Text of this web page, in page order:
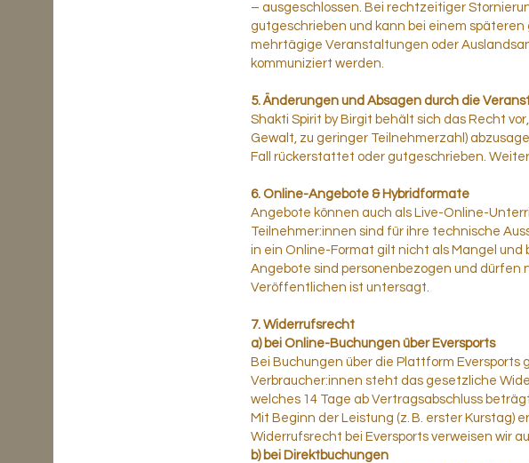
– ausgeschlossen. Bei rechtzeitiger
gutgeschrieben und kann bei einem
mehrtägige Veranstaltungen oder
kommuniziert werden.
5. Änderungen und Absagen durch die
Shakti Spirit by Birgit behält sich das Recht
Gewalt, zu geringer Teilnehmerzahl)
Fall rückerstattet oder gutgeschrieben.
6. Online-Angebote & Hybridformate
Angebote können auch als Live-Online-
Teilnehmer:innen sind für ihre technische
in ein Online-Format gilt nicht als Mangel
Angebote sind personenbezogen und
Veröffentlichen ist untersagt.
7. Widerrufsrecht
a) bei Online-Buchungen über Eversports
Bei Buchungen über die Plattform Eversports
Verbraucher:innen steht das gesetzliche
welches 14 Tage ab Vertragsabschluss
Mit Beginn der Leistung (z. B. erster Kurstag)
Widerrufsrecht bei Eversports verweisen wir
b) bei Direktbuchungen